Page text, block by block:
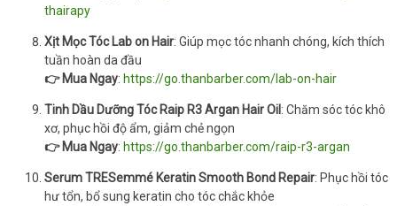
thairapy
Xịt Mọc Tóc Lab on Hair: Giúp mọc tóc nhanh chóng, kích thích
tuần hoàn da đầu
👉 Mua Ngay: https://go.thanbarber.com/lab-on-hair
Tinh Dầu Dưỡng Tóc Raip R3 Argan Hair Oil: Chăm sóc tóc khô
xơ, phục hồi độ ẩm, giảm chẻ ngọn
👉 Mua Ngay: https://go.thanbarber.com/raip-r3-argan
Serum TRESemmé Keratin Smooth Bond Repair: Phục hồi tóc
hư tổn, bổ sung keratin cho tóc chắc khỏe